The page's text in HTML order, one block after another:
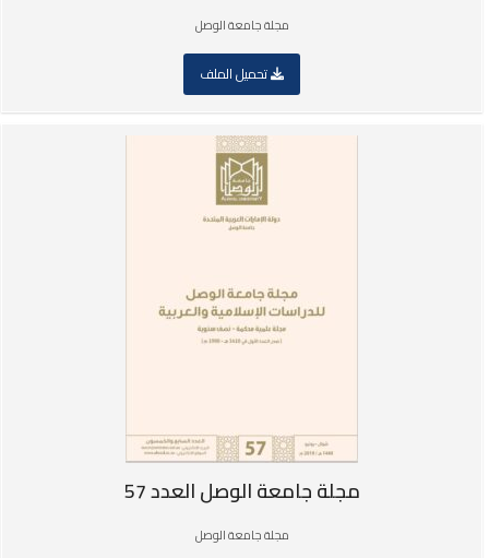
مجلة جامعة الوصل
تحميل الملف
مجلة جامعة الوصل العدد 57
مجلة جامعة الوصل